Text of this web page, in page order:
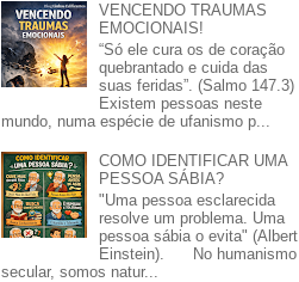
VENCENDO TRAUMAS
EMOCIONAIS!
“Só ele cura os de coração
quebrantado e cuida das
suas feridas”. (Salmo 147.3)
Existem pessoas neste
mundo, numa espécie de ufanismo p...
COMO IDENTIFICAR UMA
PESSOA SÁBIA?
"Uma pessoa esclarecida
resolve um problema. Uma
pessoa sábia o evita" (Albert
Einstein). No humanismo
secular, somos natur...